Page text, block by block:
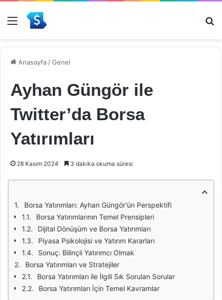
Menü
Anasayfa /Genel
Ayhan Güngör ile
Twitter’da Borsa
Yatırımları
28 Kasım 2024 3 dakika okuma süresi
Borsa Yatırımları: Ayhan Güngör'ün Perspektifi
Borsa Yatırımlarının Temel Prensipleri
Dijital Dönüşüm ve Borsa Yatırımları
Piyasa Psikolojisi ve Yatırım Kararları
Sonuç: Bilinçli Yatırımcı Olmak
Borsa Yatırımları ve Stratejiler
Borsa Yatırımları ile İlgili Sık Sorulan Sorular
Borsa Yatırımları İçin Temel Kavramlar